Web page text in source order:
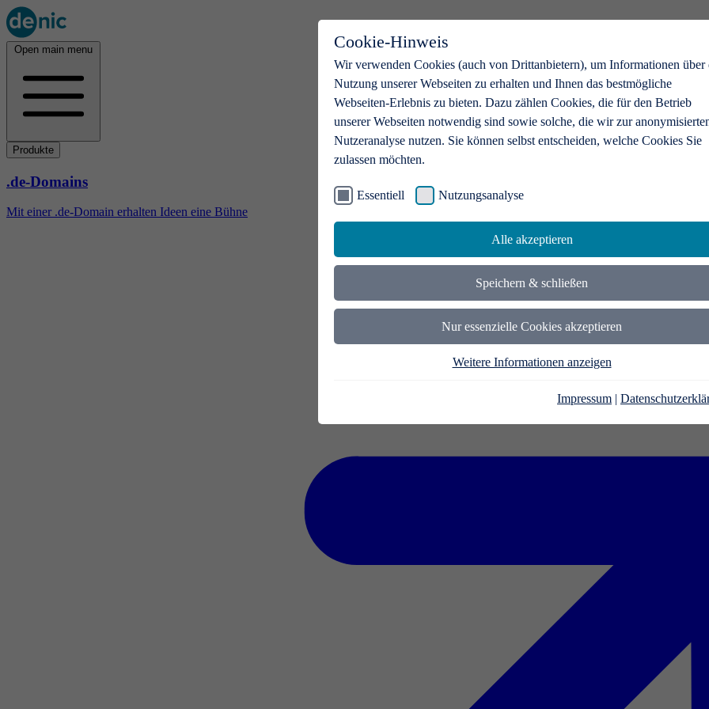
Cookie-Hinweis
Wir verwenden Cookies (auch von Drittanbietern), um Informationen über
Nutzung unserer Webseiten zu erhalten und Ihnen das bestmögliche
Webseiten-Erlebnis zu bieten. Dazu zählen Cookies, die für den Betrieb
unserer Webseiten notwendig sind sowie solche, die wir zur
Nutzeranalyse nutzen. Sie können selbst entscheiden, welche Cookies Sie
zulassen möchten.
Essentiell Nutzungsanalyse
Alle akzeptieren
Speichern & schließen
Nur essenzielle Cookies akzeptieren
Weitere Informationen anzeigen
Impressum |
Open main menu
Produkte
.de-Domains
Mit einer .de-Domain erhalten Ideen eine Bühne